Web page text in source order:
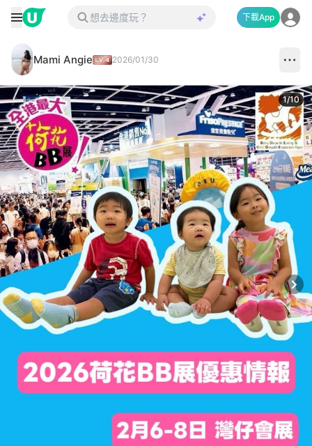
下載App
Mami Angie 2026/01/30
1/10